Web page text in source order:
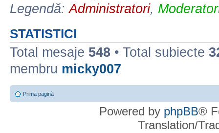
Legendă:Administratori,
STATISTICI
Total mesaje 548 • Total subiecte
membru micky007
Prima pagină
Powered by phpBB®
Translation/